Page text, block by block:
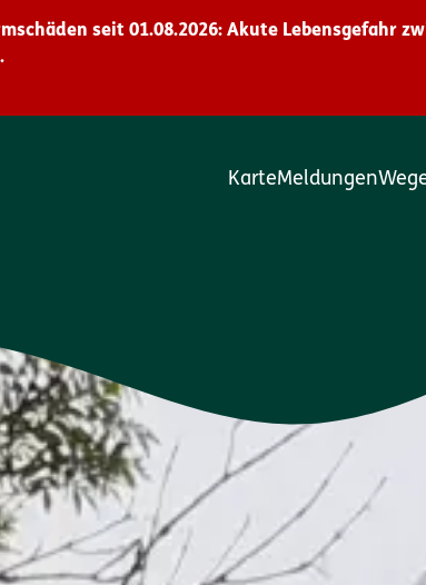
seit 01.08.2026: Akute Lebensgefahr
KarteMeldungen